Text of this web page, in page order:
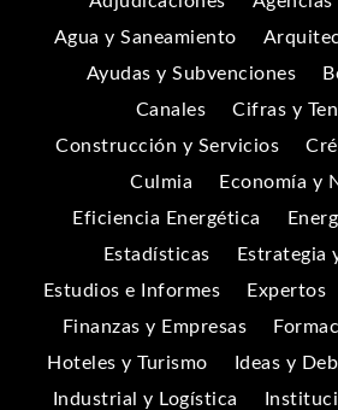
Agua y Saneamiento
Ayudas y Subvenciones
Canales
Cifras y
Construcción y Servicios
Culmia
Economía y
Eficiencia Energética
Estadísticas
Estrategia
Estudios e Informes
Expertos
Finanzas y Empresas
Hoteles y Turismo
Ideas y
Industrial y Logística